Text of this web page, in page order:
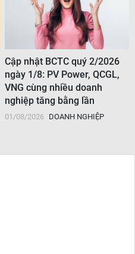
Cập nhật BCTC quý 2/2026
ngày 1/8: PV Power, QCGL,
VNG cùng nhiều doanh
nghiệp tăng bằng lần
01/08/2026 DOANH NGHIỆP